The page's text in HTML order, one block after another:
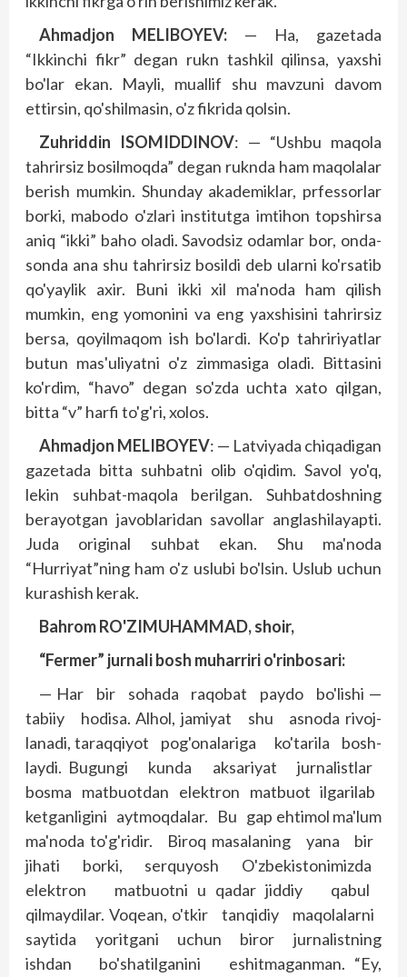
Ahmadjon MELIBOYEV: — Ha, gazetada
“Ikkinchi fikr” degan rukn tashkil qilinsa, yaxshi
bo'lar ekan. Mayli, muallif shu mavzuni davom
ettirsin, qo'shilmasin, o'z fikrida qolsin.
Zuhriddin ISOMIDDINOV: — “Ushbu maqola
tahrirsiz bosilmoqda” degan ruknda ham maqolalar
berish mumkin. Shunday akademiklar, prfessorlar
borki, mabodo o'zlari institutga imtihon topshirsa
aniq “ikki” baho oladi. Savodsiz odamlar bor, onda-
sonda ana shu tahrirsiz bosildi deb ularni ko'rsatib
qo'yaylik axir. Buni ikki xil ma'noda ham qilish
mumkin, eng yomonini va eng yaxshisini tahrirsiz
bersa, qoyilmaqom ish bo'lardi. Ko'p tahririyatlar
butun mas'uliyatni o'z zimmasiga oladi. Bittasini
ko'rdim, “havo” degan so'zda uchta xato qilgan,
bitta “v” harfi to'g'ri, xolos.
Ahmadjon MELIBOYEV: — Latviyada chiqadigan
gazetada bitta suhbatni olib o'qidim. Savol yo'q,
lekin suhbat-maqola berilgan. Suhbatdoshning
berayotgan javoblaridan savollar anglashilayapti.
Juda original suhbat ekan. Shu ma'noda
“Hurriyat”ning ham o'z uslubi bo'lsin. Uslub uchun
kurashish kerak.
Bahrom RO'ZIMUHAMMAD, shoir,
“Fermer” jurnali bosh muharriri o'rinbosari:
— Har bir sohada raqobat paydo bo'lishi —
tabiiy hodisa. Alhol, jamiyat shu asnoda rivoj­
lanadi, taraqqiyot pog'onalariga ko'tarila bosh­
laydi. Bugungi kunda aksariyat jurnalistlar
bosma matbuotdan elektron matbuot ilgarilab
ketganligini aytmoqdalar. Bu gap ehtimol ma'lum
ma'noda to'g'ridir. Biroq masalaning yana bir
jihati borki, serquyosh O'zbekistonimizda
elektron matbuotni u qadar jiddiy qabul
qilmaydilar. Voqean, o'tkir tanqidiy maqolalarni
saytida yoritgani uchun biror jurnalistning
ishdan bo'shatilganini eshitmaganman. “Ey,